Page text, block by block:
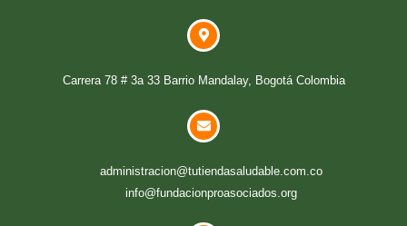
Carrera 78 # 3a 33 Barrio Mandalay, Bogotá Colombia
administracion@tutiendasaludable.com.co
info@fundacionproasociados.org